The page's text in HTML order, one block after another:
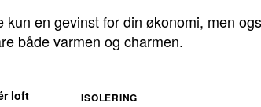
kun en gevinst for din økonomi, men
både varmen og charmen.
loft
ISOLERING